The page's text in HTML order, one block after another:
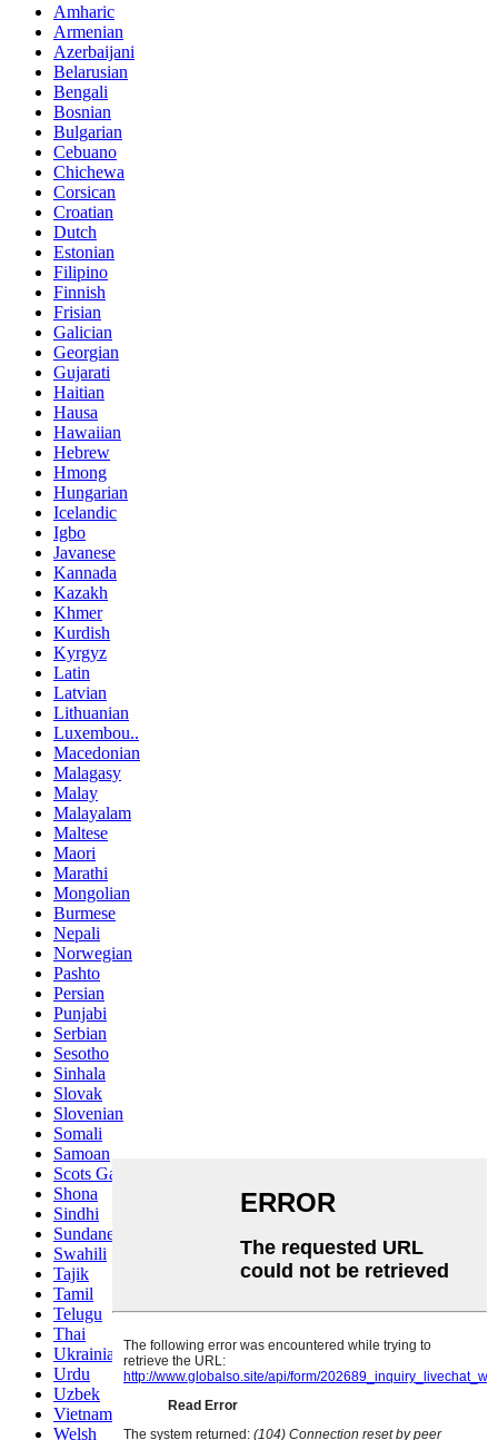
Amharic
Armenian
Azerbaijani
Belarusian
Bengali
Bosnian
Bulgarian
Cebuano
Chichewa
Corsican
Croatian
Dutch
Estonian
Filipino
Finnish
Frisian
Galician
Georgian
Gujarati
Haitian
Hausa
Hawaiian
Hebrew
Hmong
Hungarian
Icelandic
Igbo
Javanese
Kannada
Kazakh
Khmer
Kurdish
Kyrgyz
Latin
Latvian
Lithuanian
Luxembou..
Macedonian
Malagasy
Malay
Malayalam
Maltese
Maori
Marathi
Mongolian
Burmese
Nepali
Norwegian
Pashto
Persian
Punjabi
Serbian
Sesotho
Sinhala
Slovak
Slovenian
Somali
Samoan
Scots Gaelic
Shona
Sindhi
Sundanese
Swahili
Tajik
Tamil
Telugu
Thai
Ukrainian
Urdu
Uzbek
Vietnamese
Welsh